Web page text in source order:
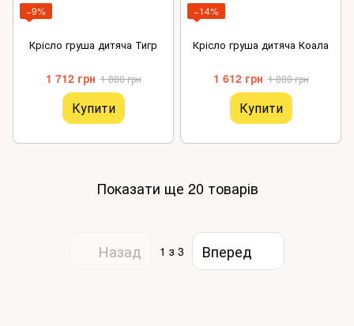
−9%
Крісло груша дитяча Тигр
1 712 грн 1 880 грн
Купити
−14%
Крісло груша дитяча Коала
1 612 грн 1 880 грн
Купити
Показати ще 20 товарів
Назад 1 з 3 Вперед